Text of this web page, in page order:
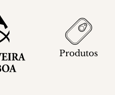
Produtos